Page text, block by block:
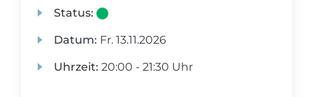
Status:
Datum: Fr. 13.11.2026
Uhrzeit: 20:00 - 21:30 Uhr